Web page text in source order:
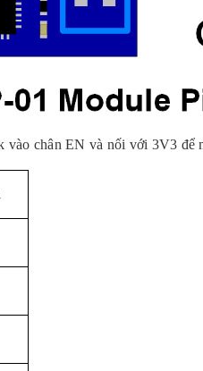
vào chân EN và nối với 3V3 để